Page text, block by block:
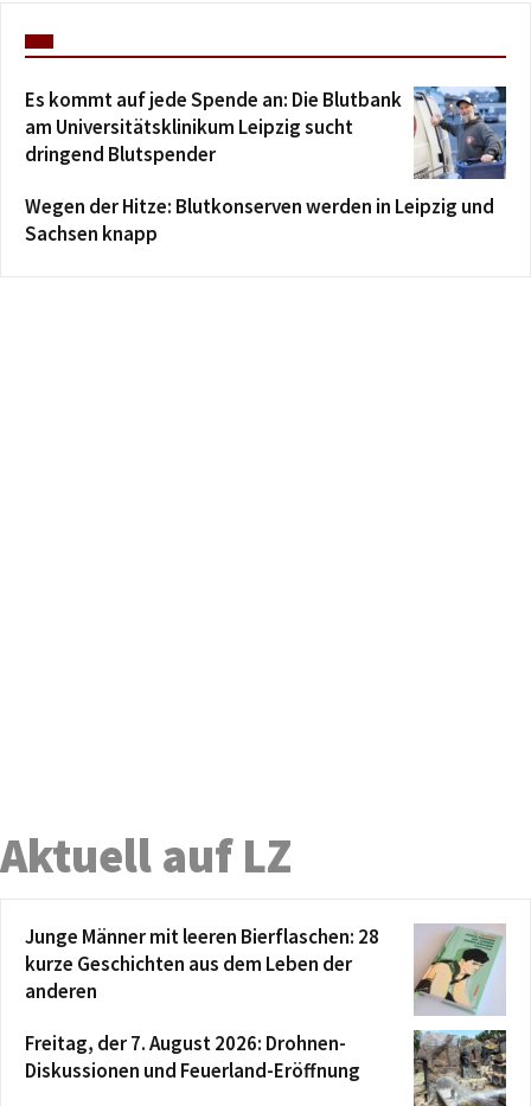
Es kommt auf jede Spende an: Die Blutbank
am Universitätsklinikum Leipzig sucht
dringend Blutspender
Wegen der Hitze: Blutkonserven werden in Leipzig und
Sachsen knapp
Aktuell auf LZ
Junge Männer mit leeren Bierflaschen: 28
kurze Geschichten aus dem Leben der
anderen
Freitag, der 7. August 2026: Drohnen-
Diskussionen und Feuerland-Eröffnung